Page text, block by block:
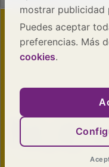
mostrar publicidad
Puedes aceptar
preferencias. Más
cookies.